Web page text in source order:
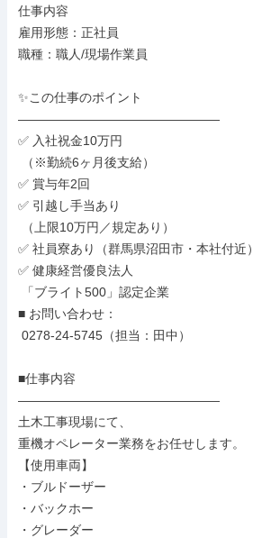
仕事内容
雇用形態：正社員
職種：職人/現場作業員
✨この仕事のポイント
――――――――――――――――
✅ 入社祝金10万円
✅ 賞与年2回
✅ 引越し手当あり
✅ 社員寮あり（群馬県沼田市・本社付近）
✅ 健康経営優良法人
■ お問い合わせ：
■仕事内容
――――――――――――――――
土木工事現場にて、
重機オペレーター業務をお任せします。
【使用車両】
・ブルドーザー
・バックホー
・グレーダー